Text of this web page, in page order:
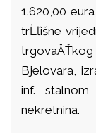
1.620,00
trĹľišne
trgovaÄŤkog
Bjelovara,
inf.,
nekretnina.